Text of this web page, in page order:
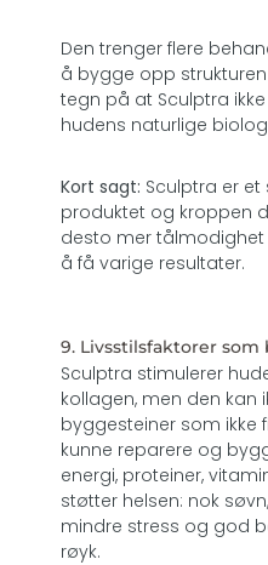
Den trenger flere
å bygge opp
tegn på at Sculptra
hudens naturlige
Kort sagt: Sculptra er
produktet og kroppen
desto mer tålmodighet
å få varige resultater.
9. Livsstilsfaktorer
Sculptra stimulerer
kollagen, men den kan
byggesteiner som ikke
kunne reparere og
energi, proteiner,
støtter helsen: nok
mindre stress og god
røyk.